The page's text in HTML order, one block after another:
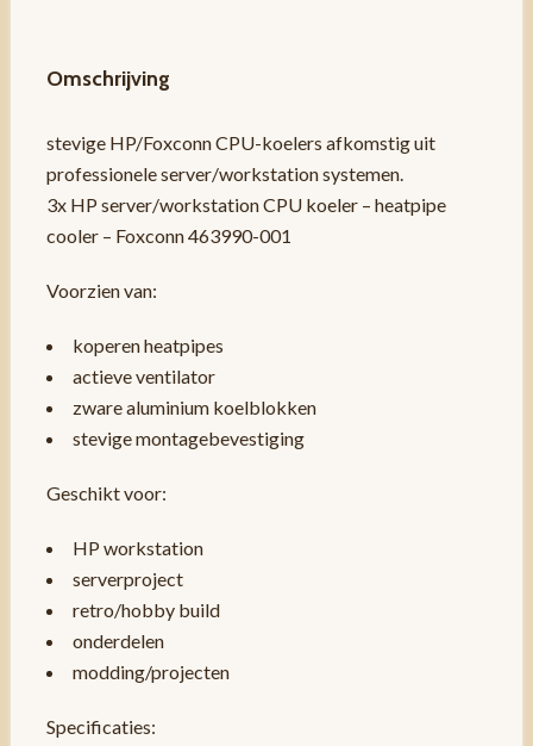
Omschrijving
stevige HP/Foxconn CPU-koelers afkomstig uit
professionele server/workstation systemen.
3x HP server/workstation CPU koeler – heatpipe
cooler – Foxconn 463990-001
Voorzien van:
koperen heatpipes
actieve ventilator
zware aluminium koelblokken
stevige montagebevestiging
Geschikt voor:
HP workstation
serverproject
retro/hobby build
onderdelen
modding/projecten
Specificaties: